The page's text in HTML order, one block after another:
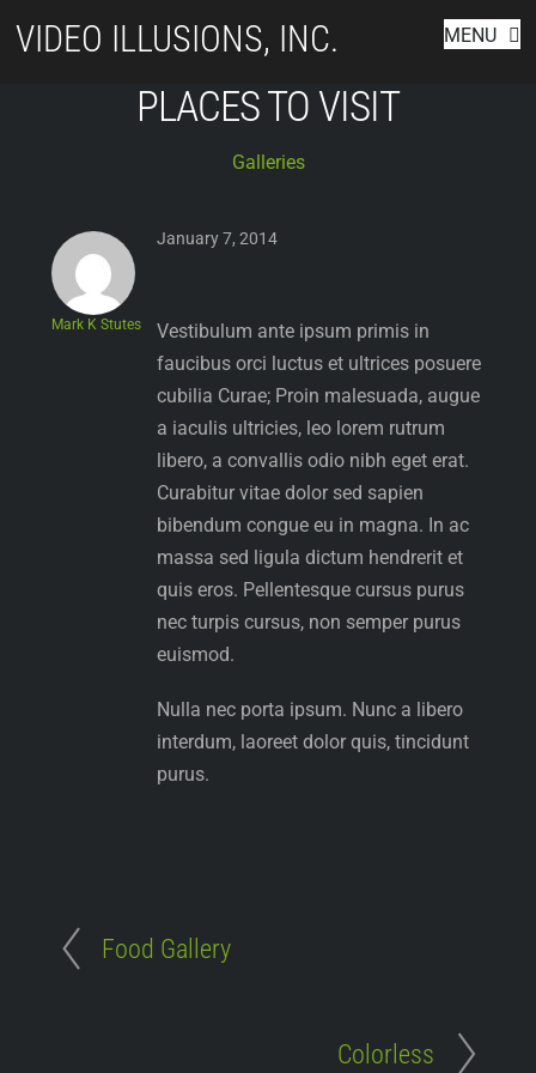
VIDEO ILLUSIONS, INC. MENU
PLACES TO VISIT
Galleries
Mark K Stutes
January 7, 2014
Vestibulum ante ipsum primis in
faucibus orci luctus et ultrices posuere
cubilia Curae; Proin malesuada, augue
a iaculis ultricies, leo lorem rutrum
libero, a convallis odio nibh eget erat.
Curabitur vitae dolor sed sapien
bibendum congue eu in magna. In ac
massa sed ligula dictum hendrerit et
quis eros. Pellentesque cursus purus
nec turpis cursus, non semper purus
euismod.
Nulla nec porta ipsum. Nunc a libero
interdum, laoreet dolor quis, tincidunt
purus.
Food Gallery
Colorless